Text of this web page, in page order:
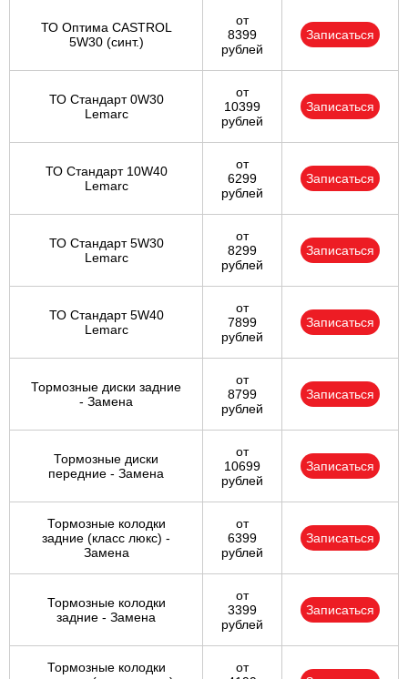
ТО Оптима CASTROL
5W30 (синт.)
от
8399
рублей
Записаться
ТО Стандарт 0W30
Lemarc
от
10399
рублей
Записаться
ТО Стандарт 10W40
Lemarc
от
6299
рублей
Записаться
ТО Стандарт 5W30
Lemarc
от
8299
рублей
Записаться
ТО Стандарт 5W40
Lemarc
от
7899
рублей
Записаться
Тормозные диски задние
- Замена
от
8799
рублей
Записаться
Тормозные диски
передние - Замена
от
10699
рублей
Записаться
Тормозные колодки
задние (класс люкс) -
Замена
от
6399
рублей
Записаться
Тормозные колодки
задние - Замена
от
3399
рублей
Записаться
Тормозные колодки
от